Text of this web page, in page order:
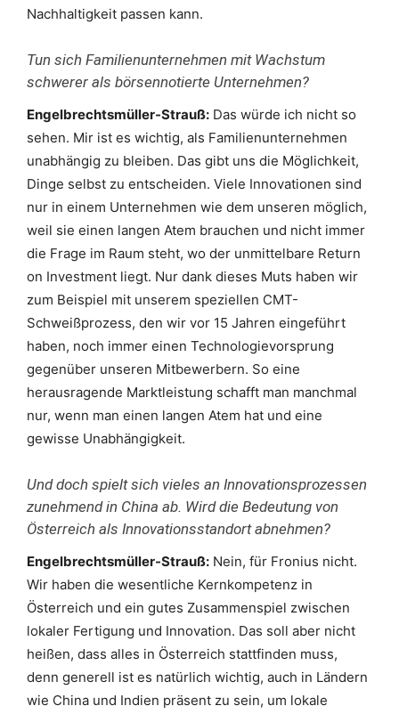
Nachhaltigkeit passen kann.
Tun sich Familienunternehmen mit Wachstum
schwerer als börsennotierte Unternehmen?
Engelbrechtsmüller-Strauß: Das würde ich nicht so
sehen. Mir ist es wichtig, als Familienunternehmen
unabhängig zu bleiben. Das gibt uns die Möglichkeit,
Dinge selbst zu entscheiden. Viele Innovationen sind
nur in einem Unternehmen wie dem unseren möglich,
weil sie einen langen Atem brauchen und nicht immer
die Frage im Raum steht, wo der unmittelbare Return
on Investment liegt. Nur dank dieses Muts haben wir
zum Beispiel mit unserem speziellen CMT-
Schweißprozess, den wir vor 15 Jahren eingeführt
haben, noch immer einen Technologievorsprung
gegenüber unseren Mitbewerbern. So eine
herausragende Marktleistung schafft man manchmal
nur, wenn man einen langen Atem hat und eine
gewisse Unabhängigkeit.
Und doch spielt sich vieles an Innovationsprozessen
zunehmend in China ab. Wird die Bedeutung von
Österreich als Innovationsstandort abnehmen?
Engelbrechtsmüller-Strauß: Nein, für Fronius nicht.
Wir haben die wesentliche Kernkompetenz in
Österreich und ein gutes Zusammenspiel zwischen
lokaler Fertigung und Innovation. Das soll aber nicht
heißen, dass alles in Österreich stattfinden muss,
denn generell ist es natürlich wichtig, auch in Ländern
wie China und Indien präsent zu sein, um lokale